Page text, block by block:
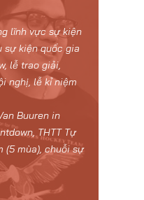
lĩnh vực sự kiện
sự kiện quốc gia
lễ trao giải,
nghị, lễ kỉ niệm
Buuren in
THTT Tự
(5 mùa), chuỗi sự